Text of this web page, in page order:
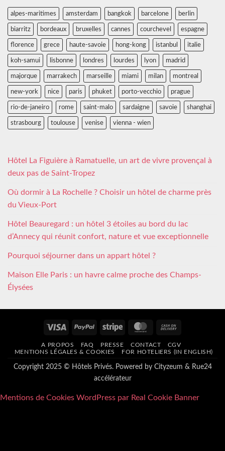
alpes-maritimes amsterdam bangkok barcelone berlin
biarritz bordeaux bruxelles cannes courchevel espagne
florence grece haute-savoie hong-kong istanbul italie
koh-samui lisbonne londres lourdes lyon madrid
majorque marrakech marseille miami milan montreal
new-york nice paris phuket porto-vecchio prague
rio-de-janeiro rome saint-malo sardaigne savoie shanghai
strasbourg toulouse venise vienna - wien
Hôtel La Figuière à Ramatuelle, un art de vivre provençal à
deux pas de Saint-Tropez
Où dormir à La Rochelle ? Choisir un hôtel de charme près
du Vieux-Port
Hôtel Beauregard : un hôtel 3 étoiles au bord du lac
d’Annecy qui réunit confort, nature et vue exceptionnelle
Pourquoi séjourner dans un appart hôtel ?
Maison Elle Paris : un havre calme proche des Champs-
Élysées
Visa PayPal Stripe MasterCard
Delivery
A PROPOS FAQ PRESSE CONTACT
CGV
MENTIONS LÉGALES & COOKIES
FOR HOTELIERS (IN ENGLISH)
Copyright 2025 © Hôtels Privés. Powered by Cityzeum & Rue24
accélérateur
Mentions de Cookies WordPress par Real Cookie Banner